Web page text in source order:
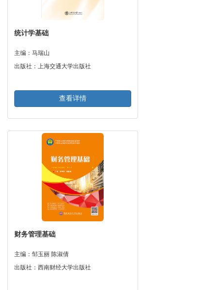
统计学基础
主编：马瑞山
出版社：上海交通大学出版社
查看详情
财务管理基础
主编：邹玉丽 陈淑倩
出版社：西南财经大学出版社